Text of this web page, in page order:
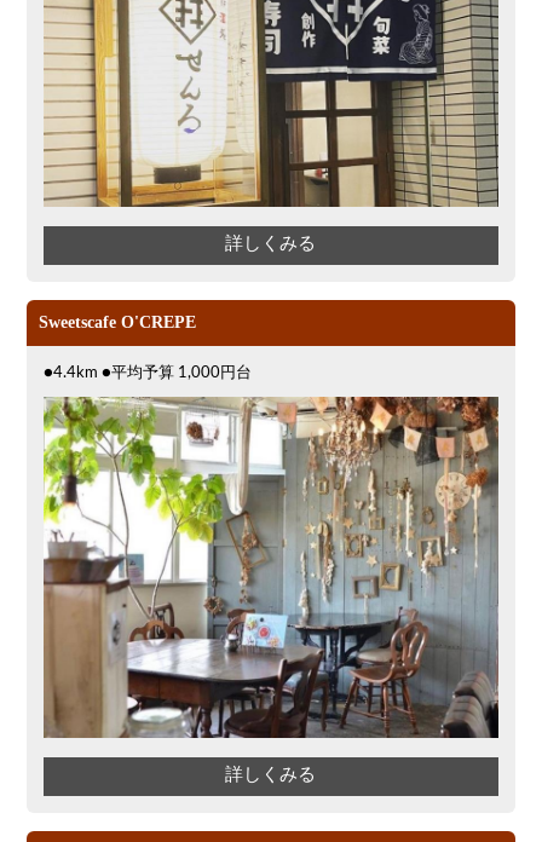
詳しくみる
Sweetscafe O'CREPE
●4.4km ●平均予算 1,000円台
詳しくみる